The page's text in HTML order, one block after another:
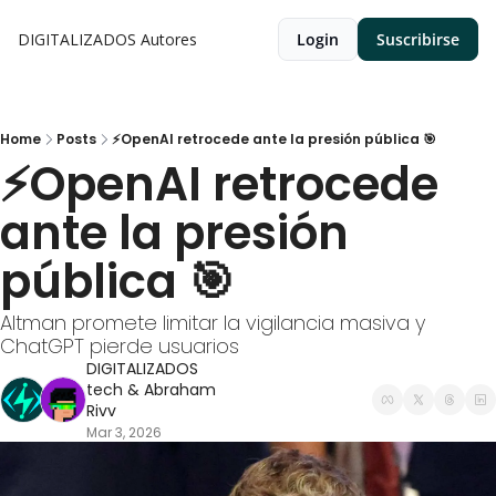
DIGITALIZADOS Autores Login Suscribirse
Home Posts ⚡OpenAI retrocede ante la presión pública 🎯
⚡OpenAI retrocede
ante la presión
pública 🎯
Altman promete limitar la vigilancia masiva y
ChatGPT pierde usuarios
DIGITALIZADOS
tech & Abraham
Rivv
Mar 3, 2026